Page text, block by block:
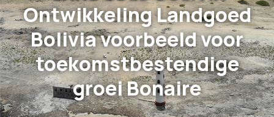
Ontwikkeling Landgoed
Bolivia voorbeeld voor
toekomstbestendige
groei Bonaire